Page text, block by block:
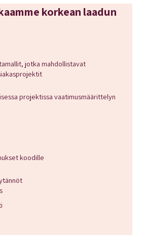
korkean laadun
jotka mahdollistavat
projektissa vaatimusmäärittelyn
koodille